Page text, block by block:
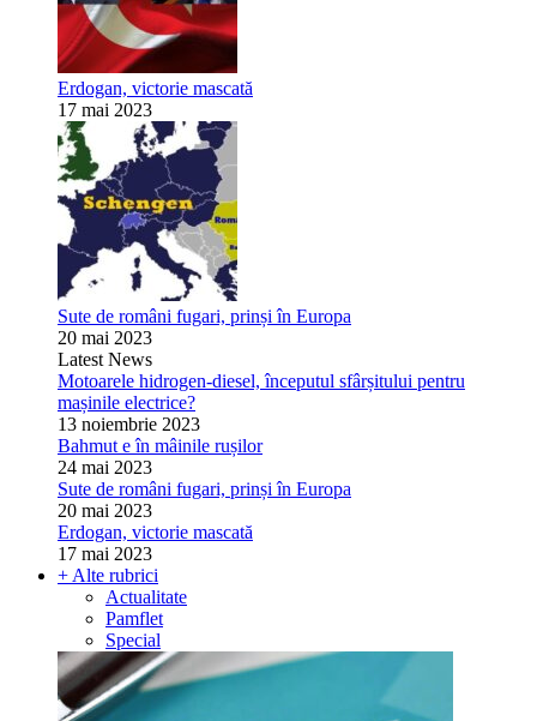
Erdogan, victorie mascată
17 mai 2023
Sute de români fugari, prinși în Europa
20 mai 2023
Latest News
Motoarele hidrogen-diesel, începutul sfârșitului pentru
mașinile electrice?
13 noiembrie 2023
Bahmut e în mâinile rușilor
24 mai 2023
Sute de români fugari, prinși în Europa
20 mai 2023
Erdogan, victorie mascată
17 mai 2023
+ Alte rubrici
Actualitate
Pamflet
Special